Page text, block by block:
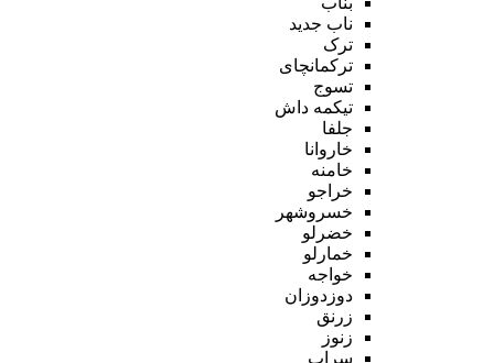
ناب جدید
ترک
ترکمانچای
تسوج
تیکمه داش
جلفا
خاروانا
خامنه
خراجو
خسروشهر
خضرلو
خمارلو
خواجه
دوزدوزان
زرنق
زنوز
سراب